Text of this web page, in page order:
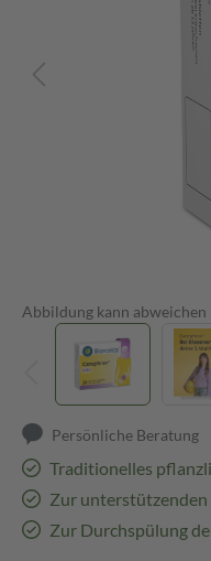
Abbildung kann abweichen
Persönliche Beratung
Traditionelles
Zur unterstützenden
Zur Durchspülung